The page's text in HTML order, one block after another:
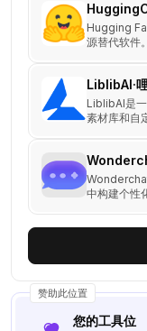
Hugging
源替代软件。
LiblibAI·
LiblibAI是
素材库和自
中构建个性
赞助此位置
您的工具位